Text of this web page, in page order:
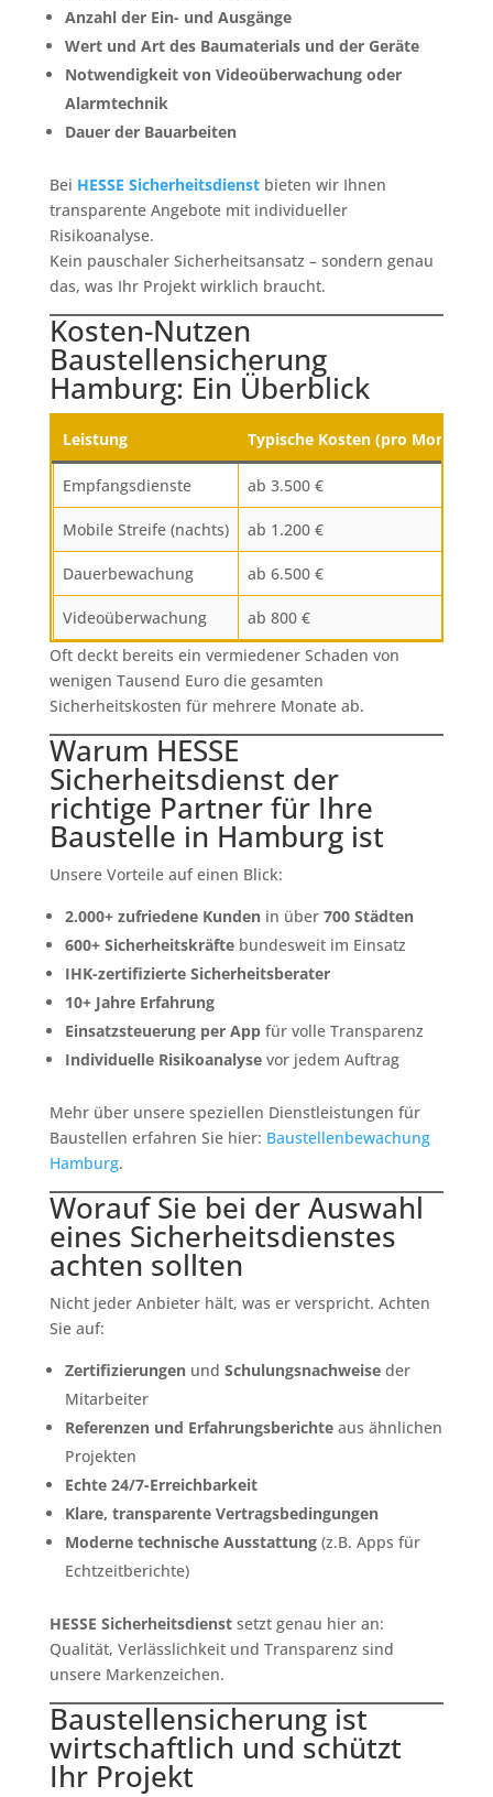
Anzahl der Ein- und Ausgänge
Wert und Art des Baumaterials und der Geräte
Notwendigkeit von Videoüberwachung oder
Alarmtechnik
Dauer der Bauarbeiten
Bei HESSE Sicherheitsdienstbieten wir Ihnen
transparente Angebote mit individueller
Risikoanalyse.
Kein pauschaler Sicherheitsansatz – sondern genau
das, was Ihr Projekt wirklich braucht.
Kosten-Nutzen
Baustellensicherung
Hamburg: Ein Überblick
Leistung Typische Kosten (pro Monat)
Empfangsdienste ab 3.500 €
Mobile Streife (nachts) ab 1.200 €
Dauerbewachung ab 6.500 €
Videoüberwachung ab 800 €
Oft deckt bereits ein vermiedener Schaden von
wenigen Tausend Euro die gesamten
Sicherheitskosten für mehrere Monate ab.
Warum HESSE
Sicherheitsdienst der
richtige Partner für Ihre
Baustelle in Hamburg ist
Unsere Vorteile auf einen Blick:
2.000+ zufriedene Kundenin über 700 Städten
600+ Sicherheitskräftebundesweit im Einsatz
IHK-zertifizierte Sicherheitsberater
10+ Jahre Erfahrung
Einsatzsteuerung per Appfür volle Transparenz
Individuelle Risikoanalysevor jedem Auftrag
Mehr über unsere speziellen Dienstleistungen für
Baustellen erfahren Sie hier: Baustellenbewachung
Hamburg.
Worauf Sie bei der Auswahl
eines Sicherheitsdienstes
achten sollten
Nicht jeder Anbieter hält, was er verspricht. Achten
Sie auf:
Zertifizierungenund Schulungsnachweiseder
Mitarbeiter
Referenzen und Erfahrungsberichteaus ähnlichen
Projekten
Echte 24/7-Erreichbarkeit
Klare, transparente Vertragsbedingungen
Moderne technische Ausstattung(z.B. Apps für
Echtzeitberichte)
HESSE Sicherheitsdienstsetzt genau hier an:
Qualität, Verlässlichkeit und Transparenz sind
unsere Markenzeichen.
Baustellensicherung ist
wirtschaftlich und schützt
Ihr Projekt